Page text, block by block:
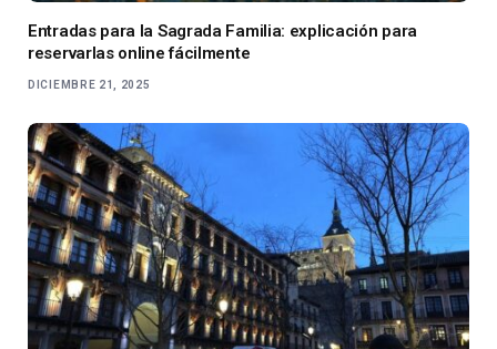
Entradas para la Sagrada Familia: explicación para
reservarlas online fácilmente
DICIEMBRE 21, 2025